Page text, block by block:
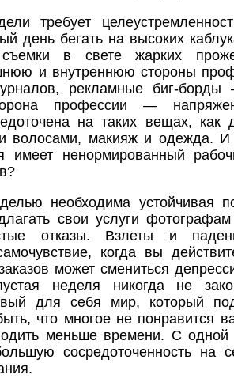
требует
день бегать на высоких
съемки в свете жарких
и внутреннюю стороны
рекламные биг-
профессии —
на таких вещах, как
волосами, макияж и одежда.
имеет ненормированный
необходима устойчивая
свои услуги
отказы. Взлеты и
когда вы
может смениться
неделя никогда не
для себя мир, который
что многое не понравится
меньше времени. С одной
сосредоточенность на